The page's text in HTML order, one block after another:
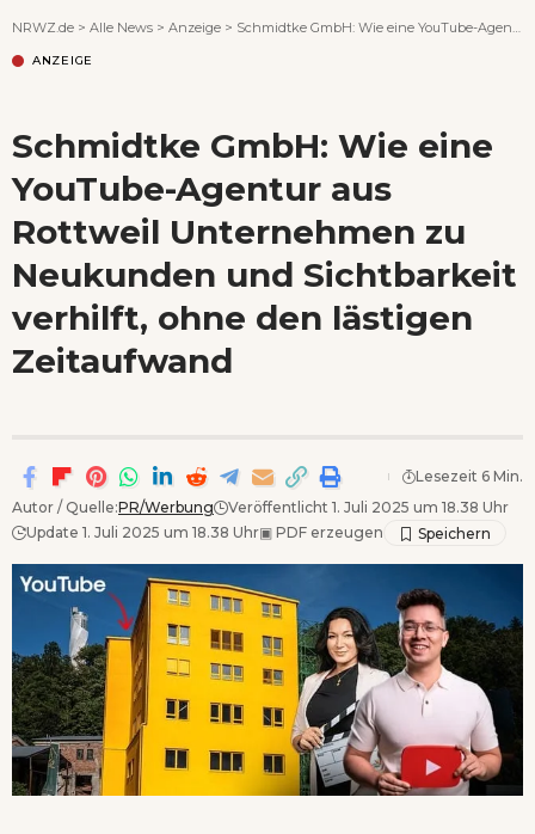
NRWZ.de > Alle News > Anzeige > Schmidtke GmbH: Wie eine YouTube-Agentur aus Rottweil Unternehmen zu Neukunden und Sichtbarkeit verhilft, ohne den lästigen Zeitaufwand
ANZEIGE
Schmidtke GmbH: Wie eine
YouTube-Agentur aus
Rottweil Unternehmen zu
Neukunden und Sichtbarkeit
verhilft, ohne den lästigen
Zeitaufwand
Autor / Quelle:PR/Werbung
Veröffentlicht 1. Juli 2025 um 18.38 Uhr
Update 1. Juli 2025 um 18.38 Uhr▣ PDF erzeugen
Lesezeit 6 Min.